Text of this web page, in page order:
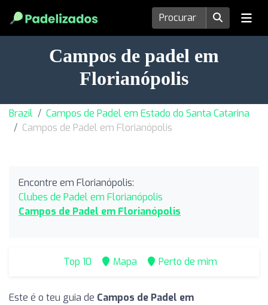
Campos de padel em
Florianópolis
Brazil
Campos de Padel em Estado do Santa Catarina
Campos de Padel em Florianópolis
Encontre em Florianópolis:
Clubes de Padel em Florianópolis
Campos de Padel em Florianópolis
Top 10 Mapa Perto de mim
Este é o teu guia de Campos de Padel em